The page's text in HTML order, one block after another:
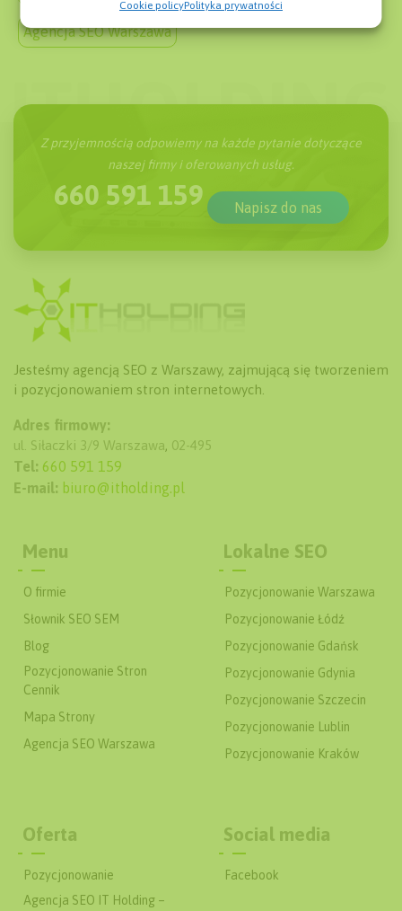
Cookie policyPolityka prywatności
Agencja SEO Warszawa
Z przyjemnością odpowiemy na każde pytanie dotyczące
naszej firmy i oferowanych usług.
660 591 159 Napisz do nas
Jesteśmy agencją SEO z Warszawy, zajmującą się tworzeniem
i pozycjonowaniem stron internetowych.
Adres firmowy:
ul. Siłaczki 3/9 Warszawa, 02-495
Tel: 660 591 159
E-mail: biuro@itholding.pl
Menu
O firmie
Słownik SEO SEM
Blog
Pozycjonowanie Stron
Cennik
Mapa Strony
Agencja SEO Warszawa
Lokalne SEO
Pozycjonowanie Warszawa
Pozycjonowanie Łódź
Pozycjonowanie Gdańsk
Pozycjonowanie Gdynia
Pozycjonowanie Szczecin
Pozycjonowanie Lublin
Pozycjonowanie Kraków
Oferta
Pozycjonowanie
Agencja SEO IT Holding –
Social media
Facebook